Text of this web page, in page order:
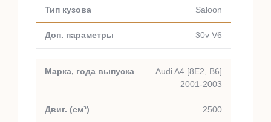
Saloon
30v V6
Audi A4 [8E2, B6]
2001-2003
2500